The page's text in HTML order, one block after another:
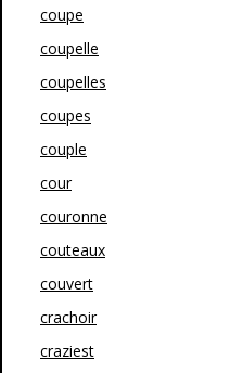
coupe
coupelle
coupelles
coupes
couple
cour
couronne
couteaux
couvert
crachoir
craziest